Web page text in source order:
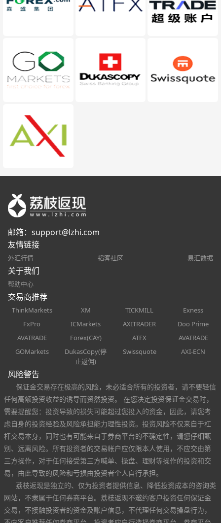
邮箱： support@lzhi.com
友情链接
外汇行情 韬客社区 易汇数据
关于我们
帮助中心
交易商推荐
ThinkMarkets XM TICKMILL
Exness
FxPro
ICMarkets AXITRADER
Doo Prime
AVATRADE
Forex(CAY) ATFX
AVATRADE
GOMarkets
DukasCopy(停
止返佣)
Swissquote AXI-ECN
风险警告
保证金交易存在极高的风险，未必适合所有的投资者，请不要轻信
任何高额投资收益的诱导而贸然投资。 在您决定投资保证金交易时，
需要提醒您：投资导致的损失可能超过您投入的资金，因此，请您考
虑自身的投资经验及风险承担能力理性投资。投资风险不仅来自于杠
杆交易本身，同时也有可能来自于券商平台的不确定性，请您仔细甄
别、远离风险。所有投资者的交易帐户应仅限本人使用，不应交由第
三方操作，对于任何接受第三方喊单、操盘、理财等操作的投资和交
易，由此导致的风险和亏损由投资者个人自行承担。
荔枝返现是独立的、仅为投资者提供信息、降低投资成本的咨询类
网站，不隶属于任何券商平台。荔枝返现不邀约客户投资任何保证金
交易，不接触投资者的资金及账户信息，不代理任何交易操盘行为，